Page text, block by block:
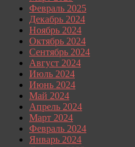
Февраль 2025
Декабрь 2024
Ноябрь 2024
Октябрь 2024
Сентябрь 2024
Август 2024
Июль 2024
Июнь 2024
Май 2024
Апрель 2024
Март 2024
Февраль 2024
Январь 2024